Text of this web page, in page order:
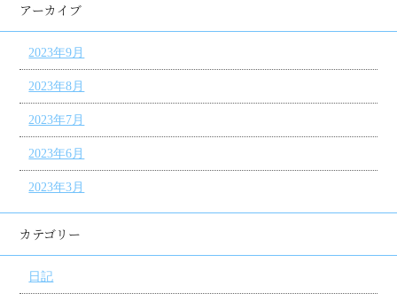
アーカイブ
2023年9月
2023年8月
2023年7月
2023年6月
2023年3月
カテゴリー
日記